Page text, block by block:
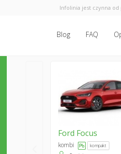
Infolinia jest czynna od
Blog FAQ
Ford Focus
kombi kompakt